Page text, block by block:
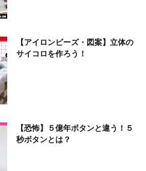
【アイロンビーズ・図案】立体の
サイコロを作ろう！
【恐怖】５億年ボタンと違う！５
秒ボタンとは？